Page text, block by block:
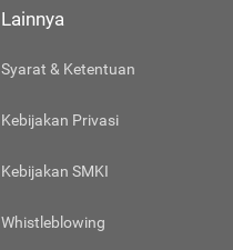
Lainnya
Syarat & Ketentuan
Kebijakan Privasi
Kebijakan SMKI
Whistleblowing